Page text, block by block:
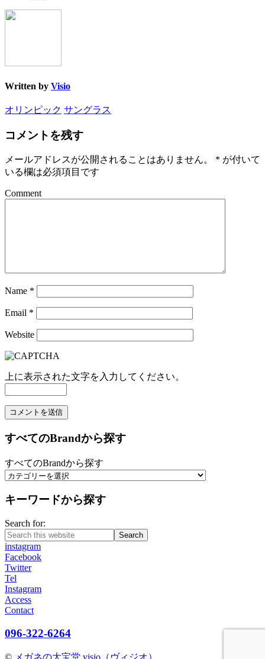
Written by Visio
オリンピック サングラス
コメントを残す
メールアドレスが公開されることはありません。 * が付いて
いる欄は必須項目です
Comment
Name *
Email *
Website
上に表示された文字を入力してください。
すべてのBrandから探す
すべてのBrandから探す
キーワードから探す
Search for:
Search
instagram
Facebook
Twitter
Tel
Instagram
Access
Contact
096-322-6264
© メガネの大宝堂 visio（ヴィジオ）